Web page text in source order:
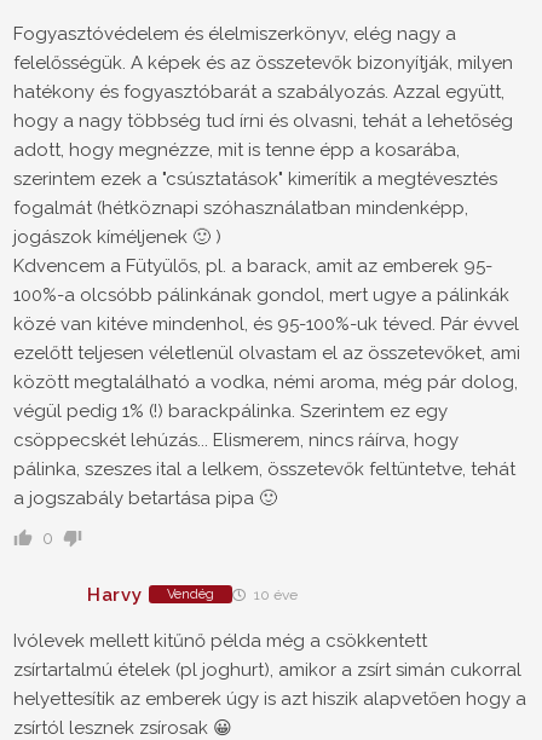
Fogyasztóvédelem és élelmiszerkönyv, elég nagy a
felelősségük. A képek és az összetevők bizonyítják, milyen
hatékony és fogyasztóbarát a szabályozás. Azzal együtt,
hogy a nagy többség tud írni és olvasni, tehát a lehetőség
adott, hogy megnézze, mit is tenne épp a kosarába,
szerintem ezek a "csúsztatások" kimerítik a megtévesztés
fogalmát (hétköznapi szóhasználatban mindenképp,
jogászok kíméljenek 🙂 )
Kdvencem a Fütyülős, pl. a barack, amit az emberek 95-
100%-a olcsóbb pálinkának gondol, mert ugye a pálinkák
közé van kitéve mindenhol, és 95-100%-uk téved. Pár évvel
ezelőtt teljesen véletlenül olvastam el az összetevőket, ami
között megtalálható a vodka, némi aroma, még pár dolog,
végül pedig 1% (!) barackpálinka. Szerintem ez egy
csöppecskét lehúzás... Elismerem, nincs ráírva, hogy
pálinka, szeszes ital a lelkem, összetevők feltüntetve, tehát
a jogszabály betartása pipa 🙂
0
Harvy Vendég 10 éve
Ivólevek mellett kitűnő példa még a csökkentett
zsírtartalmú ételek (pl joghurt), amikor a zsírt simán cukorral
helyettesítik az emberek úgy is azt hiszik alapvetően hogy a
zsírtól lesznek zsírosak 😀